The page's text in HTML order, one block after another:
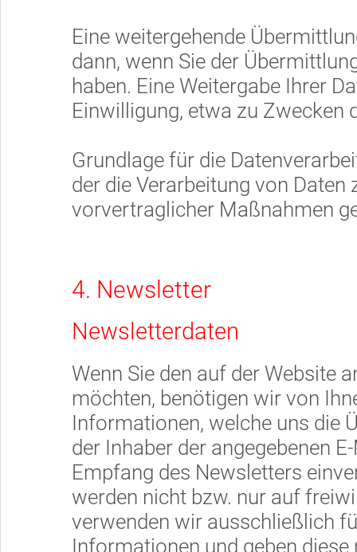
Eine weitergehende
dann, wenn Sie der
haben. Eine Weitergabe Ihrer
Einwilligung, etwa zu Zwecken
Grundlage für die
der die Verarbeitung von
vorvertraglicher Maßnahmen
4. Newsletter
Newsletterdaten
Wenn Sie den auf der Website
möchten, benötigen wir von
Informationen, welche uns die
der Inhaber der angegebenen
Empfang des Newsletters
werden nicht bzw. nur auf
verwenden wir ausschließlich
Informationen und geben